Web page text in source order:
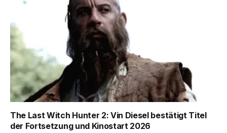
The Last Witch Hunter 2: Vin Diesel bestätigt Titel
der Fortsetzung und Kinostart 2026